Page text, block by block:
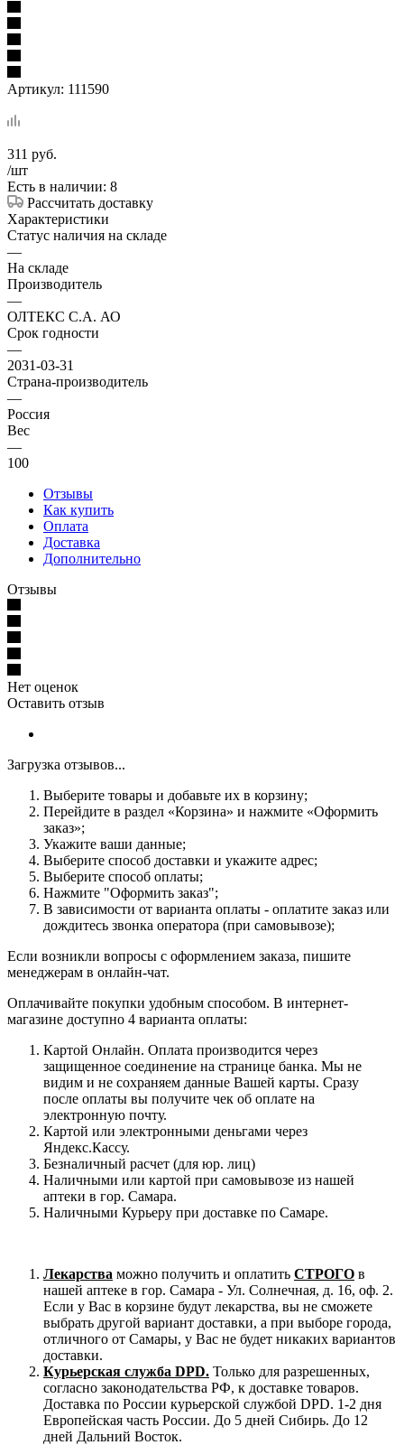
Артикул: 111590
311 руб.
/шт
Есть в наличии: 8
Рассчитать доставку
Характеристики
Статус наличия на складе
—
На складе
Производитель
—
ОЛТЕКС С.А. АО
Срок годности
—
2031-03-31
Страна-производитель
—
Россия
Вес
—
100
Отзывы
Как купить
Оплата
Доставка
Дополнительно
Отзывы
Нет оценок
Оставить отзыв
Загрузка отзывов...
Выберите товары и добавьте их в корзину;
Перейдите в раздел «Корзина» и нажмите «Оформить
заказ»;
Укажите ваши данные;
Выберите способ доставки и укажите адрес;
Выберите способ оплаты;
Нажмите "Оформить заказ";
В зависимости от варианта оплаты - оплатите заказ или
дождитесь звонка оператора (при самовывозе);
Если возникли вопросы с оформлением заказа, пишите
менеджерам в онлайн-чат.
Оплачивайте покупки удобным способом. В интернет-
магазине доступно 4 варианта оплаты:
Картой Онлайн. Оплата производится через
защищенное соединение на странице банка. Мы не
видим и не сохраняем данные Вашей карты. Сразу
после оплаты вы получите чек об оплате на
электронную почту.
Картой или электронными деньгами через
Яндекс.Кассу.
Безналичный расчет (для юр. лиц)
Наличными или картой при самовывозе из нашей
аптеки в гор. Самара.
Наличными Курьеру при доставке по Самаре.
Лекарства можно получить и оплатить СТРОГО в
нашей аптеке в гор. Самара - Ул. Солнечная, д. 16, оф. 2.
Если у Вас в корзине будут лекарства, вы не сможете
выбрать другой вариант доставки, а при выборе города,
отличного от Самары, у Вас не будет никаких вариантов
доставки.
Курьерская служба DPD. Только для разрешенных,
согласно законодательства РФ, к доставке товаров.
Доставка по России курьерской службой DPD. 1-2 дня
Европейская часть России. До 5 дней Сибирь. До 12
дней Дальний Восток.